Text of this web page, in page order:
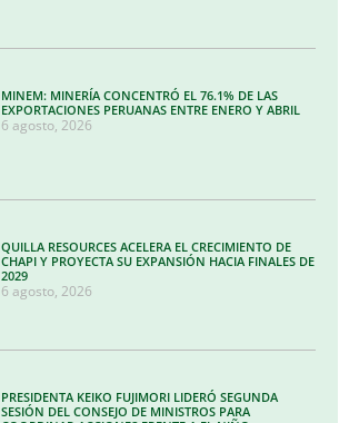
MINEM: MINERÍA CONCENTRÓ EL 76.1% DE LAS
EXPORTACIONES PERUANAS ENTRE ENERO Y ABRIL
6 agosto, 2026
QUILLA RESOURCES ACELERA EL CRECIMIENTO DE
CHAPI Y PROYECTA SU EXPANSIÓN HACIA FINALES DE
2029
6 agosto, 2026
PRESIDENTA KEIKO FUJIMORI LIDERÓ SEGUNDA
SESIÓN DEL CONSEJO DE MINISTROS PARA